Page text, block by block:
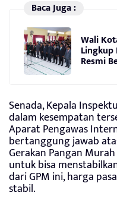
Baca Juga :
Wali
Lingkup
Resmi
Senada, Kepala
dalam kesempatan
Aparat Pengawas
bertanggung jawab
Gerakan Pangan
untuk bisa
dari GPM ini, harga
stabil.